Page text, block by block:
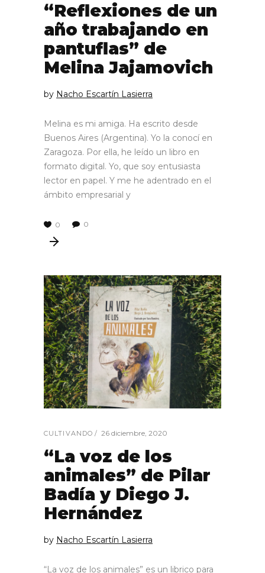
“Reflexiones de un
año trabajando en
pantuflas” de
Melina Jajamovich
by Nacho Escartín Lasierra
Melina es mi amiga. Ha escrito desde
Buenos Aires (Argentina). Yo la conocí en
Zaragoza. Por ella, he leído un libro en
formato digital. Yo, que soy entusiasta
lector en papel. Y me he adentrado en el
ámbito empresarial y
0 0
CULTIVANDO 26 diciembre, 2020
“La voz de los
animales” de Pilar
Badía y Diego J.
Hernández
by Nacho Escartín Lasierra
“La voz de los animales” es un librico para